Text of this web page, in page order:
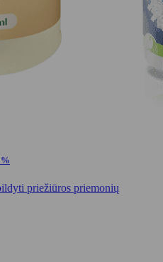
priežiūros priemonių